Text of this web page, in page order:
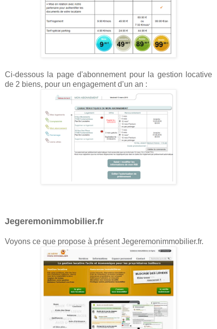
Ci-dessous la page d'abonnement pour la gestion locative
de 2 biens, pour un engagement d’un an :
Jegeremonimmobilier.fr
Voyons ce que propose à présent Jegeremonimmobilier.fr.